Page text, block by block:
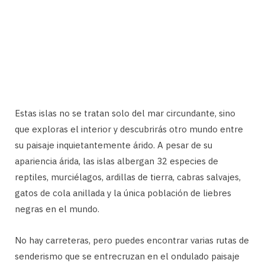
Estas islas no se tratan solo del mar circundante, sino
que exploras el interior y descubrirás otro mundo entre
su paisaje inquietantemente árido. A pesar de su
apariencia árida, las islas albergan 32 especies de
reptiles, murciélagos, ardillas de tierra, cabras salvajes,
gatos de cola anillada y la única población de liebres
negras en el mundo.
No hay carreteras, pero puedes encontrar varias rutas de
senderismo que se entrecruzan en el ondulado paisaje